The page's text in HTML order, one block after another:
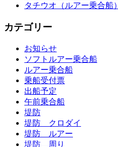
タチウオ（ルアー乗合船）
カテゴリー
お知らせ
ソフトルアー乗合船
ルアー乗合船
乗船受付票
出船予定
午前乗合船
堤防
堤防 クロダイ
堤防 ルアー
堤防 周り